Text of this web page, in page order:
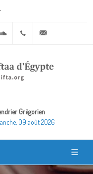
Soundcloud+20 2 25970400
Grégorien
09 août 2026